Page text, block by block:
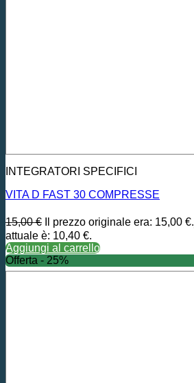
INTEGRATORI SPECIFICI
VITA D FAST 30 COMPRESSE
15,00€ Il prezzo originale era: 15,00 €.
attuale è: 10,40 €.
Aggiungi al carrello
Offerta - 25%